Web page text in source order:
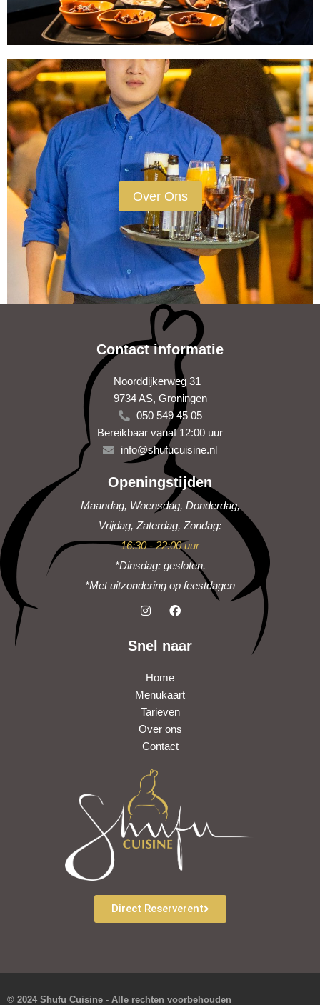
Over Ons
Contact informatie
Noorddijkerweg 31
9734 AS, Groningen
050 549 45 05
Bereikbaar vanaf 12:00 uur
info@shufucuisine.nl
Openingstijden
Maandag, Woensdag, Donderdag,
Vrijdag, Zaterdag, Zondag:
16:30 - 22:00 uur
*Dinsdag: gesloten.
*Met uitzondering op feestdagen
I
n
a
r
a
m
F
a
b
k
Snel naar
Home
Menukaart
Tarieven
Over ons
Contact
Direct Reserverent
© 2024 Shufu Cuisine - Alle rechten voorbehouden